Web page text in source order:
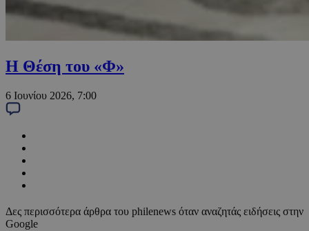
Η Θέση του «Φ»
6 Ιουνίου 2026, 7:00
Δες περισσότερα άρθρα του philenews όταν αναζητάς ειδήσεις στην
Google